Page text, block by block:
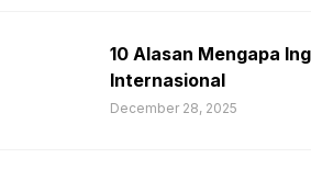
10 Alasan Mengapa
Internasional
December 28, 2025